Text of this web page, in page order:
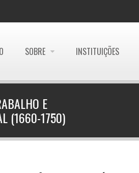
SOBRE INSTITUIÇÕES
E
(1660-1750)